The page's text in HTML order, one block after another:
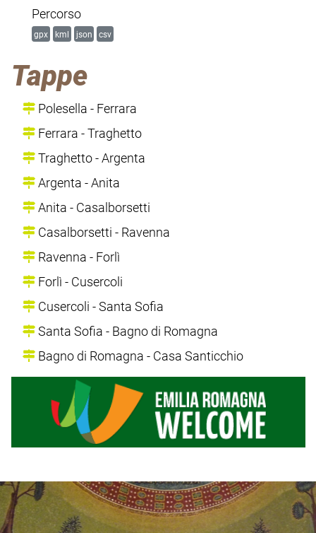
Percorso
gpx kml json csv
Tappe
Polesella - Ferrara
Ferrara - Traghetto
Traghetto - Argenta
Argenta - Anita
Anita - Casalborsetti
Casalborsetti - Ravenna
Ravenna - Forlì
Forlì - Cusercoli
Cusercoli - Santa Sofia
Santa Sofia - Bagno di Romagna
Bagno di Romagna - Casa Santicchio